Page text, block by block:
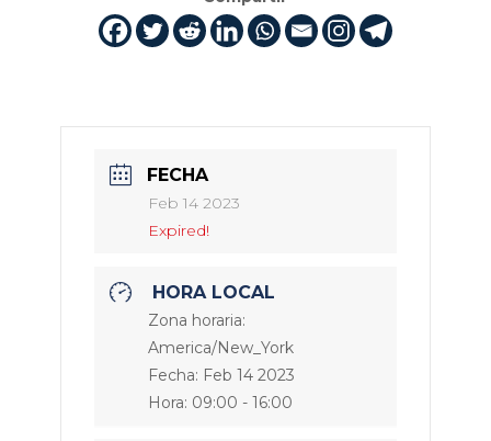
FECHA
Feb 14 2023
Expired!
HORA LOCAL
Zona horaria:
America/New_York
Fecha: Feb 14 2023
Hora: 09:00 - 16:00